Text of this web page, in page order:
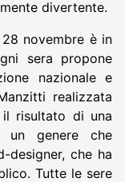
divertente.
novembre è in
sera propone
nazionale e
realizzata
risultato di una
un genere che
designer, che ha
Tutte le sere